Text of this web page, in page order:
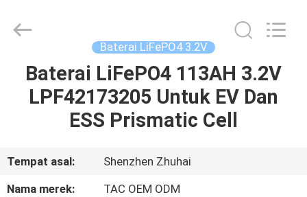
RUMAH
PRODUK
VIDEO
Energy
Technology
Reserved.
Baterai LiFePO4 3.2V
Baterai LiFePO4 113AH 3.2V
LPF42173205 Untuk EV Dan
ESS Prismatic Cell
Tempat asal:
Shenzhen Zhuhai
Nama merek:
TAC OEM ODM